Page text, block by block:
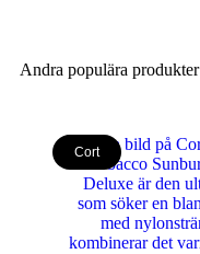
Andra populära produkter
Cort